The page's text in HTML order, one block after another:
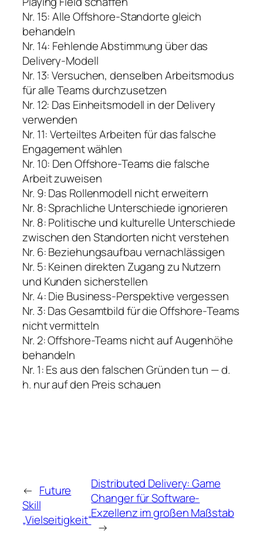
Nr. 15: Alle Offshore-Standorte gleich
behandeln
Nr. 14: Fehlende Abstimmung über das
Delivery-Modell
Nr. 13: Versuchen, denselben Arbeitsmodus
für alle Teams durchzusetzen
Nr. 12: Das Einheitsmodell in der Delivery
verwenden
Nr. 11: Verteiltes Arbeiten für das falsche
Engagement wählen
Nr. 10: Den Offshore-Teams die falsche
Arbeit zuweisen
Nr. 9: Das Rollenmodell nicht erweitern
Nr. 8: Sprachliche Unterschiede ignorieren
Nr. 8: Politische und kulturelle Unterschiede
zwischen den Standorten nicht verstehen
Nr. 6: Beziehungsaufbau vernachlässigen
Nr. 5: Keinen direkten Zugang zu Nutzern
und Kunden sicherstellen
Nr. 4: Die Business-Perspektive vergessen
Nr. 3: Das Gesamtbild für die Offshore-Teams
nicht vermitteln
Nr. 2: Offshore-Teams nicht auf Augenhöhe
behandeln
Nr. 1: Es aus den falschen Gründen tun — d.
h. nur auf den Preis schauen
← Future
Skill
„Vielseitigkeit“
Distributed Delivery: Game
Changer für Software-
Exzellenz im großen Maßstab
→